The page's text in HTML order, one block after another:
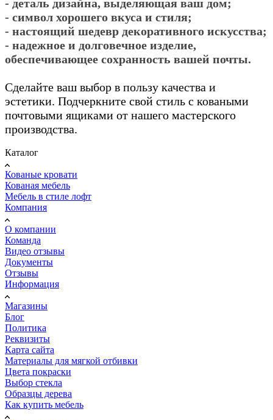
- деталь дизайна, выделяющая ваш дом;
- символ хорошего вкуса и стиля;
- настоящий шедевр декоративного искусства;
- надежное и долговечное изделие,
обеспечивающее сохранность вашей почты.
Сделайте ваш выбор в пользу качества и
эстетики. Подчеркните свой стиль с коваными
почтовыми ящиками от нашего мастерского
производства.
Каталог
Кованые кровати
Кованая мебель
Мебель в стиле лофт
Компания
О компании
Команда
Видео отзывы
Документы
Отзывы
Информация
Магазины
Блог
Политика
Реквизиты
Карта сайта
Материалы для мягкой отбивки
Цвета покраски
Выбор стекла
Образцы дерева
Как купить мебель